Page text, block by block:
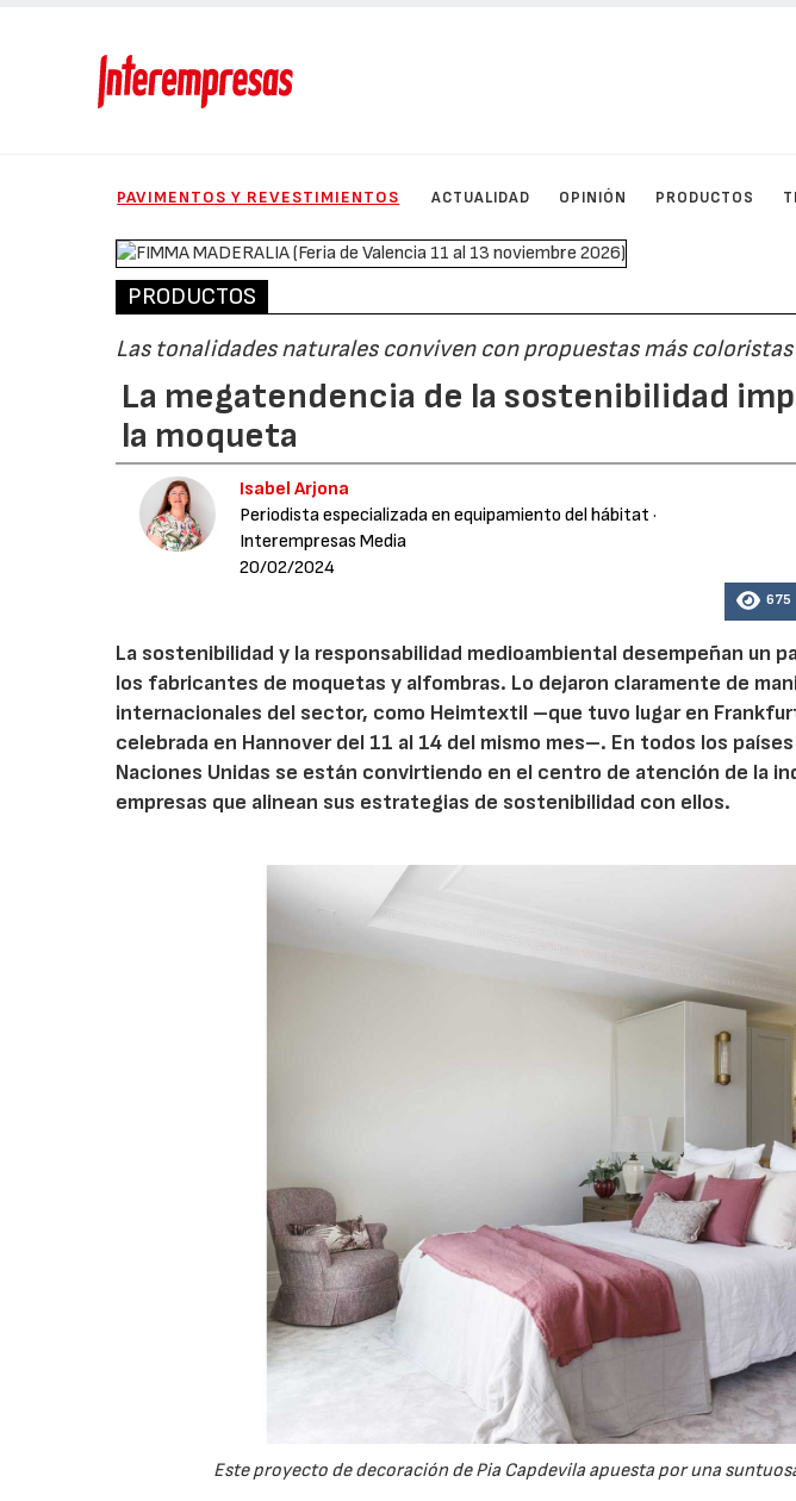
PAVIMENTOS Y REVESTIMIENTOS ACTUALIDAD OPINIÓN PRODUCTOS
PRODUCTOS
Las tonalidades naturales conviven con propuestas más coloristas
La megatendencia de la sostenibilidad
la moqueta
Isabel Arjona
Periodista especializada en equipamiento del hábitat ·
Interempresas Media
20/02/2024
675
La sostenibilidad y la responsabilidad medioambiental desempeñan un
los fabricantes de moquetas y alfombras. Lo dejaron claramente de
internacionales del sector, como Heimtextil –que tuvo lugar en
celebrada en Hannover del 11 al 14 del mismo mes–. En todos los
Naciones Unidas se están convirtiendo en el centro de atención de la
empresas que alinean sus estrategias de sostenibilidad con ellos.
Este proyecto de decoración de Pia Capdevila apuesta por una